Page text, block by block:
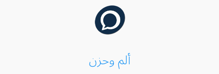
ألم وحزن